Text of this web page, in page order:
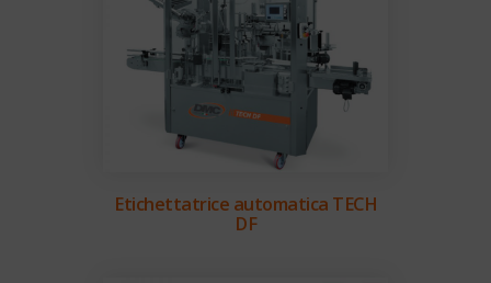
Etichettatrice automatica TECH
DF